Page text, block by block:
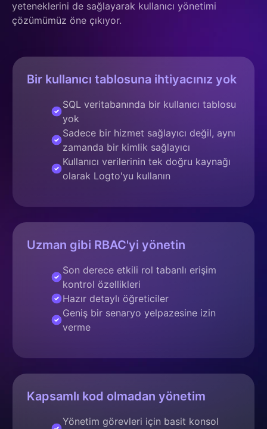
yeteneklerini de sağlayarak kullanıcı yönetimi
çözümümüz öne çıkıyor.
Bir kullanıcı tablosuna ihtiyacınız yok
SQL veritabanında bir kullanıcı tablosu
yok
Sadece bir hizmet sağlayıcı değil, aynı
zamanda bir kimlik sağlayıcı
Kullanıcı verilerinin tek doğru kaynağı
olarak Logto'yu kullanın
Uzman gibi RBAC'yi yönetin
Son derece etkili rol tabanlı erişim
kontrol özellikleri
Hazır detaylı öğreticiler
Geniş bir senaryo yelpazesine izin
verme
Kapsamlı kod olmadan yönetim
Yönetim görevleri için basit konsol